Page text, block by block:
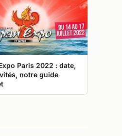
Paris 2022 : date,
notre guide